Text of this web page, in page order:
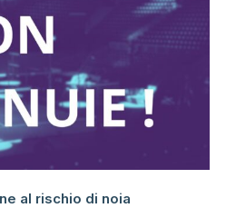
al rischio di noia